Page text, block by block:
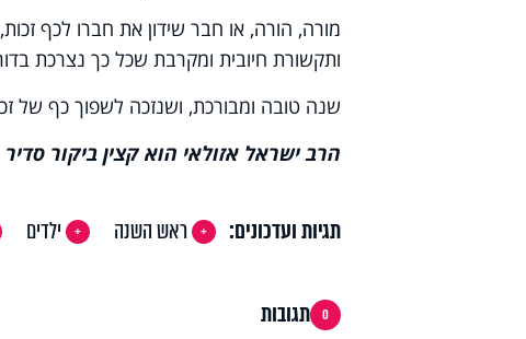
מורה, הורה, או חבר שידון את חברו לכף
ותקשורת חיובית ומקרבת שכל כך נצרכת
שנה טובה ומבורכת, ושנזכה לשפוך כף של
הרב ישראל אזולאי הוא קצין ביקור סדיר
תגיות ועדכונים: ראש השנה ילדים
0 תגובות